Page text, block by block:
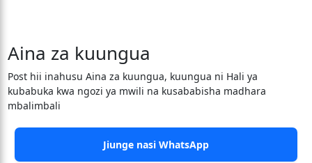
Aina za kuungua
Post hii inahusu Aina za kuungua, kuungua ni Hali ya
kubabuka kwa ngozi ya mwili na kusababisha madhara
mbalimbali
Jiunge nasi WhatsApp